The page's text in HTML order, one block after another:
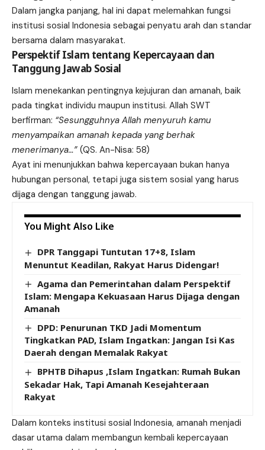
Dalam jangka panjang, hal ini dapat melemahkan fungsi
institusi sosial Indonesia sebagai penyatu arah dan standar
bersama dalam masyarakat.
Perspektif Islam tentang Kepercayaan dan
Tanggung Jawab Sosial
Islam menekankan pentingnya kejujuran dan amanah, baik
pada tingkat individu maupun institusi. Allah SWT
berfirman: “Sesungguhnya Allah menyuruh kamu
menyampaikan amanah kepada yang berhak
menerimanya…” (QS. An-Nisa: 58)
Ayat ini menunjukkan bahwa kepercayaan bukan hanya
hubungan personal, tetapi juga sistem sosial yang harus
dijaga dengan tanggung jawab.
You Might Also Like
DPR Tanggapi Tuntutan 17+8, Islam
Menuntut Keadilan, Rakyat Harus Didengar!
Agama dan Pemerintahan dalam Perspektif
Islam: Mengapa Kekuasaan Harus Dijaga dengan
Amanah
DPD: Penurunan TKD Jadi Momentum
Tingkatkan PAD, Islam Ingatkan: Jangan Isi Kas
Daerah dengan Memalak Rakyat
BPHTB Dihapus ,Islam Ingatkan: Rumah Bukan
Sekadar Hak, Tapi Amanah Kesejahteraan
Rakyat
Dalam konteks institusi sosial Indonesia, amanah menjadi
dasar utama dalam membangun kembali kepercayaan